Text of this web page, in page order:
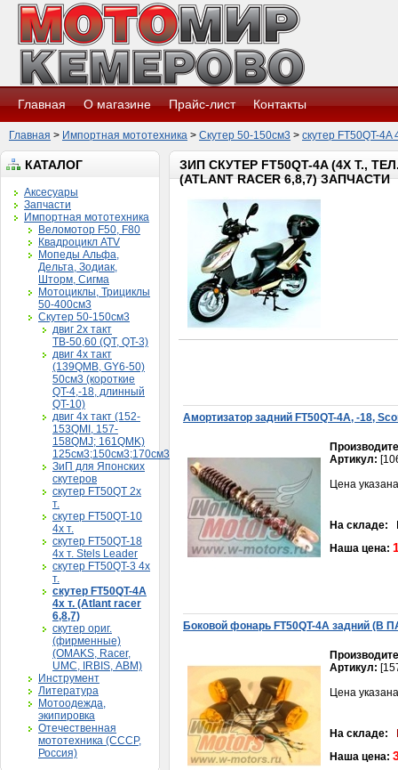
Главная О магазине Прайс-лист Контакты
Главная > Импортная мототехника > Скутер 50-150см3 > скутер FT50QT-4A
КАТАЛОГ
Аксесуары
Запчасти
Импортная мототехника
Веломотор F50, F80
Квадроцикл ATV
Мопеды Альфа,
Дельта, Зодиак,
Шторм, Сигма
Мотоциклы, Трициклы
50-400см3
Скутер 50-150см3
двиг 2х такт
ТВ-50,60 (QT, QT-3)
двиг 4х такт
(139QMB, GY6-50)
50см3 (короткие
QT-4,-18, длинный
QT-10)
двиг 4х такт (152-
153QMI, 157-
158QMJ; 161QMK)
125см3;150см3;170см3
ЗиП для Японских
скутеров
скутер FT50QT 2х
т.
скутер FT50QT-10
4х т.
скутер FT50QT-18
4х т. Stels Leader
скутер FT50QT-3 4х
т.
скутер FT50QT-4A
4х т. (Atlant racer
6,8,7)
скутер ориг.
(фирменные)
(OMAKS, Racer,
UMC, IRBIS, АВМ)
Инструмент
Литература
Мотоодежда,
экипировка
Отечественная
мототехника (СССР,
Россия)
ЗИП СКУТЕР FT50QT-4A (4Х Т.,
(ATLANT RACER 6,8,7) ЗАПЧАСТИ
Амортизатор задний FT50QT-4А, -18,
Артикул:
Цена
На складе:
Наша цена:
Боковой фонарь FT50QT-4А задний (В
Артикул:
Цена
На складе:
Наша цена: